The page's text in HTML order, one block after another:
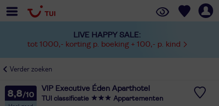
LIVE HAPPY SALE:
tot 1000,- korting p. boeking + 100,- p. kind
Verder zoeken
8,8
VIP Executive Éden Aparthotel
TUI classificatie Appartementen